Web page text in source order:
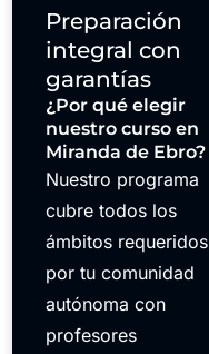
Preparación
integral con
garantías
¿Por qué elegir
nuestro curso en
Miranda de Ebro?
Nuestro programa
cubre todos los
ámbitos requeridos
por tu comunidad
autónoma con
profesores